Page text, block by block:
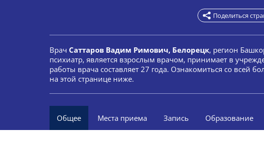
Поделиться
Врач Саттаров Вадим Римович, Белорецк, регион
психиатр, является взрослым врачом, принимает в
работы врача составляет 27 года. Ознакомиться со всей
на этой странице ниже.
Общее Места приема Запись Образование